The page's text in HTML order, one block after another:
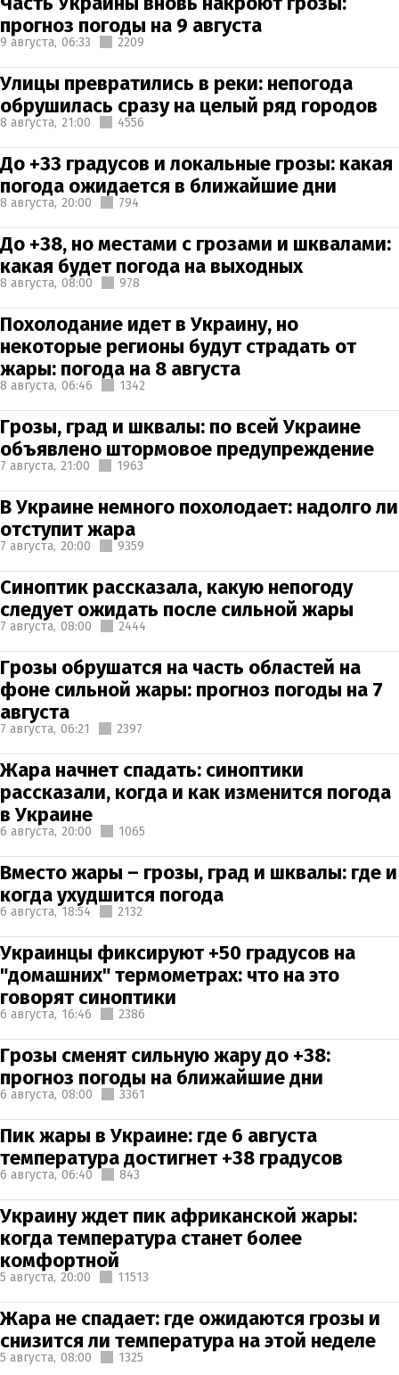
прогноз погоды на 9 августа
9 августа, 06:33 2209
Улицы превратились в реки: непогода
обрушилась сразу на целый ряд городов
8 августа, 21:00 4556
До +33 градусов и локальные грозы: какая
погода ожидается в ближайшие дни
8 августа, 20:00 794
До +38, но местами с грозами и шквалами:
какая будет погода на выходных
8 августа, 08:00 978
Похолодание идет в Украину, но
некоторые регионы будут страдать от
жары: погода на 8 августа
8 августа, 06:46 1342
Грозы, град и шквалы: по всей Украине
объявлено штормовое предупреждение
7 августа, 21:00 1963
В Украине немного похолодает: надолго ли
отступит жара
7 августа, 20:00 9359
Синоптик рассказала, какую непогоду
следует ожидать после сильной жары
7 августа, 08:00 2444
Грозы обрушатся на часть областей на
фоне сильной жары: прогноз погоды на 7
августа
7 августа, 06:21 2397
Жара начнет спадать: синоптики
рассказали, когда и как изменится погода
в Украине
6 августа, 20:00 1065
Вместо жары – грозы, град и шквалы: где и
когда ухудшится погода
6 августа, 18:54 2132
Украинцы фиксируют +50 градусов на
"домашних" термометрах: что на это
говорят синоптики
6 августа, 16:46 2386
Грозы сменят сильную жару до +38:
прогноз погоды на ближайшие дни
6 августа, 08:00 3361
Пик жары в Украине: где 6 августа
температура достигнет +38 градусов
6 августа, 06:40 843
Украину ждет пик африканской жары:
когда температура станет более
комфортной
5 августа, 20:00 11513
Жара не спадает: где ожидаются грозы и
снизится ли температура на этой неделе
5 августа, 08:00 1325